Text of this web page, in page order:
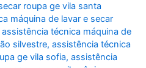
roupa ge vila santa
máquina de lavar e secar
assistência técnica máquina de
silvestre,assistência técnica
ge vila sofia,assistência